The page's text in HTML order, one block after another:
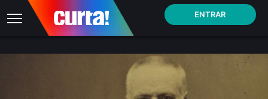
ENTRAR